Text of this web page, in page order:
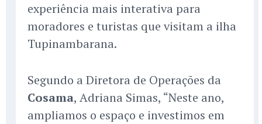
experiência mais interativa para
moradores e turistas que visitam a ilha
Tupinambarana.
Segundo a Diretora de Operações da
Cosama, Adriana Simas, “Neste ano,
ampliamos o espaço e investimos em